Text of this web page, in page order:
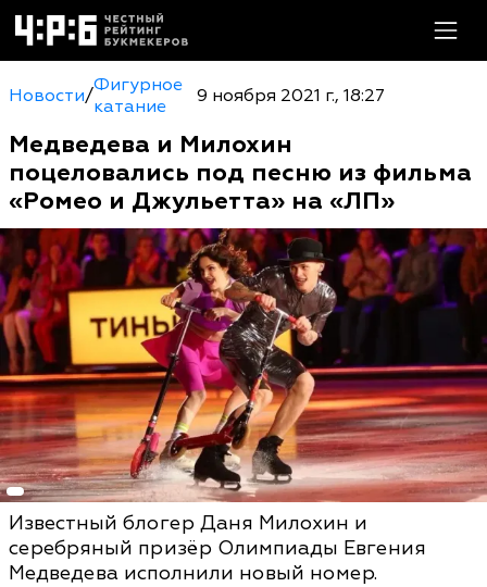
Новости/Фигурное
катание
9 ноября 2021 г., 18:27
Медведева и Милохин
поцеловались под песню из фильма
«Ромео и Джульетта» на «ЛП»
Известный блогер Даня Милохин и
серебряный призёр Олимпиады Евгения
Медведева исполнили новый номер.